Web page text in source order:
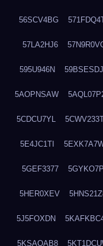
56SCV4BG
57LA2HJ6
595U946N 59BSESDJ
5AOPNSAW
5CDCU7YL
5E4JC1TI
5GEF3377
5HER0XEV
5J5FOXDN
5KSAQAB8